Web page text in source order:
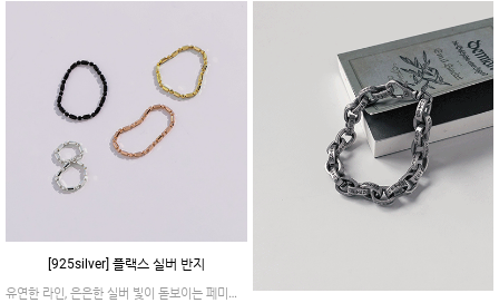
[925silver] 플랙스 실버 반지
유연한 라인, 은은한 실버 빛이 돋보이는 페미닌한 무드의 실버 반지입니다.